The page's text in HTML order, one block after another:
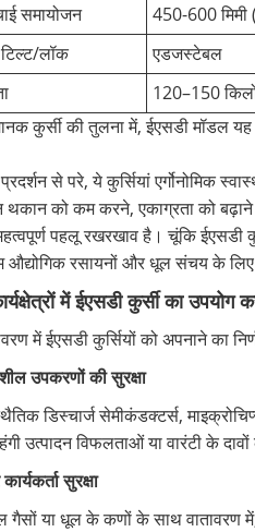
समायोजन
450-600 मिमी
लॉक
एडजस्टेबल
120–150
कुर्सी की तुलना में, ईएसडी मॉडल
से परे, ये कुर्सियां ​​एर्गोनोमिक
थकान को कम करने, एकाग्रता को
पहलू रखरखाव है। चूंकि ईएसडी
रसायनों और धूल संचय के लिए
में ईएसडी कुर्सी का उपयोग
में ईएसडी कुर्सियों को अपनाने का
उपकरणों की सुरक्षा
डिस्चार्ज सेमीकंडक्टर्स,
उत्पादन विफलताओं या वारंटी के
सुरक्षा
गैसों या धूल के कणों के साथ वातावरण